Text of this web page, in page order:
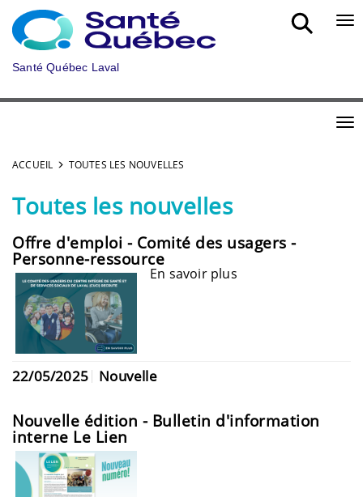
Aller au menu principal
Santé Québec Laval
ACCUEIL TOUTES LES NOUVELLES
Toutes les nouvelles
Offre d'emploi - Comité des usagers -
Personne-ressource
En savoir plus
22/05/2025 Nouvelle
Nouvelle édition - Bulletin d'information
interne Le Lien